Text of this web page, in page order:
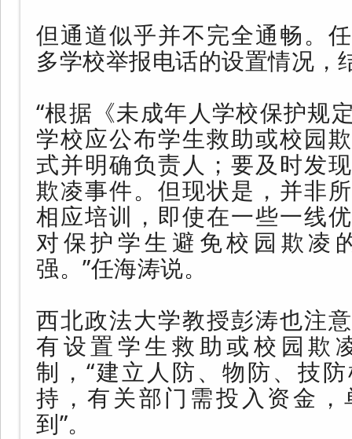
但通道似乎并不完全通畅。
多学校举报电话的设置情况，
“根据《未成年人学校保护规
学校应公布学生救助或校园
式并明确负责人；要及时发
欺凌事件。但现状是，并非
相应培训，即使在一些一线
对保护学生避免校园欺凌
强。”任海涛说。
西北政法大学教授彭涛也注
有设置学生救助或校园欺
制，“建立人防、物防、技
持，有关部门需投入资金
到”。